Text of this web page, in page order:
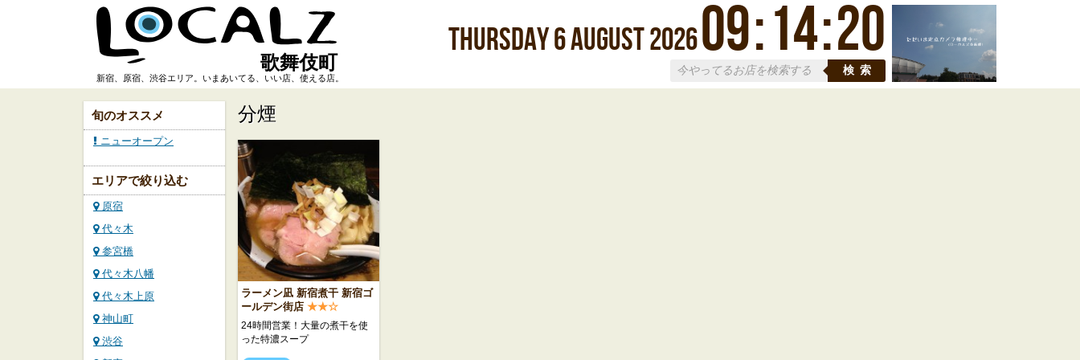
歌舞伎町
新宿、原宿、渋谷エリア。いまあいてる、いい店、使える店。
Thursday6August202609:14:21
検索
旬のオススメ
ニューオープン
エリアで絞り込む
原宿
代々木
参宮橋
代々木八幡
代々木上原
神山町
渋谷
分煙
ラーメン凪 新宿煮干 新宿ゴ
ールデン街店 ★★☆
24時間営業！大量の煮干を使
った特濃スープ